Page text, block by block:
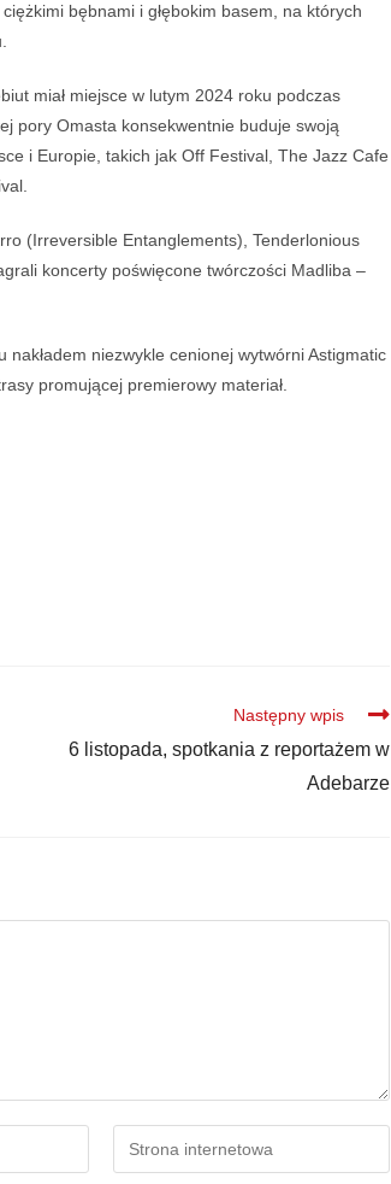
bębnami i głębokim basem, na których
miał miejsce w lutym 2024 roku podczas
pory Omasta konsekwentnie buduje swoją
i Europie, takich jak Off Festival, The Jazz Cafe
(Irreversible Entanglements), Tenderlonious
koncerty poświęcone twórczości Madliba –
niezwykle cenionej wytwórni Astigmatic
promującej premierowy materiał.
Następny wpis
6 listopada, spotkania z reportażem w
Adebarze